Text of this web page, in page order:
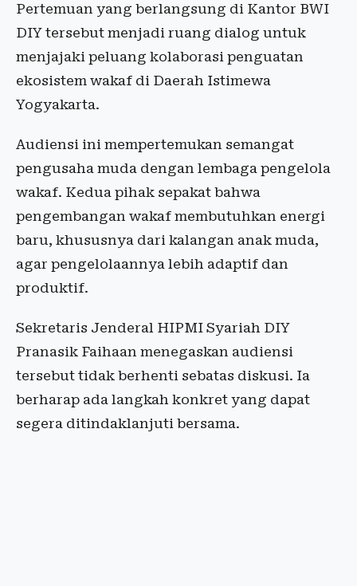
Pertemuan yang berlangsung di Kantor BWI
DIY tersebut menjadi ruang dialog untuk
menjajaki peluang kolaborasi penguatan
ekosistem wakaf di Daerah Istimewa
Yogyakarta.
Audiensi ini mempertemukan semangat
pengusaha muda dengan lembaga pengelola
wakaf. Kedua pihak sepakat bahwa
pengembangan wakaf membutuhkan energi
baru, khususnya dari kalangan anak muda,
agar pengelolaannya lebih adaptif dan
produktif.
Sekretaris Jenderal HIPMI Syariah DIY
Pranasik Faihaan menegaskan audiensi
tersebut tidak berhenti sebatas diskusi. Ia
berharap ada langkah konkret yang dapat
segera ditindaklanjuti bersama.